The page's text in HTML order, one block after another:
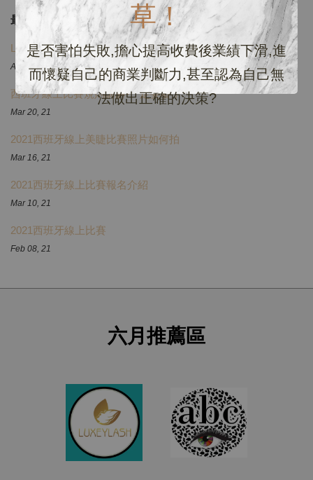
草！
是否害怕失敗,擔心提高收費後業績下滑,進
而懷疑自己的商業判斷力,甚至認為自己無
法做出正確的決策?
最新文章
Linktr 你的免費電子名片一定要入袋
Aug 22, 21
西班牙線上比賽規則講解-一定要看！
Mar 20, 21
2021西班牙線上美睫比賽照片如何拍
Mar 16, 21
2021西班牙線上比賽報名介紹
Mar 10, 21
2021西班牙線上比賽
Feb 08, 21
六月推薦區